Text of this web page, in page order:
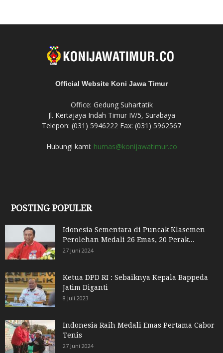
Official Website Koni Jawa Timur
Office: Gedung Suhartatik
Jl. Kertajaya Indah Timur IV/5, Surabaya
Telepon: (031) 5946222 Fax: (031) 5962567
Hubungi kami: humas@konijawatimur.co
POSTING POPULER
Idonesia Sementara di Puncak Klasemen
Perolehan Medali 26 Emas, 20 Perak...
27 Juni 2024
Ketua DPD RI : Sebaiknya Kepala Bappeda
Jatim Diganti
8 Juli 2023
Indonesia Raih Medali Emas Pertama Cabor
Tenis
27 Juni 2024